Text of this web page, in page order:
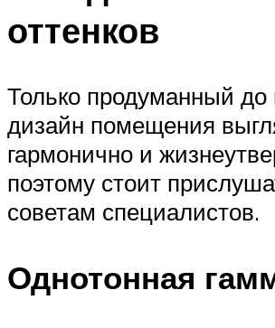
оттенков
Только продуманный до
дизайн помещения
гармонично и
поэтому стоит
советам специалистов.
Однотонная